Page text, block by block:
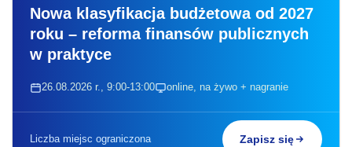
Nowa klasyfikacja budżetowa od 2027
roku – reforma finansów publicznych
w praktyce
26.08.2026 r., 9:00-13:00 online, na żywo + nagranie
Liczba miejsc ograniczona Zapisz się